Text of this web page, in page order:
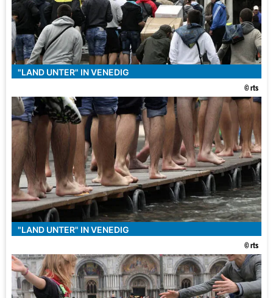
"LAND UNTER" IN VENEDIG
© rts
"LAND UNTER" IN VENEDIG
© rts